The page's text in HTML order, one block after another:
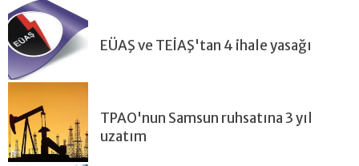
EÜAŞ ve TEİAŞ'tan 4 ihale yasağı
TPAO'nun Samsun ruhsatına 3 yıl
uzatım